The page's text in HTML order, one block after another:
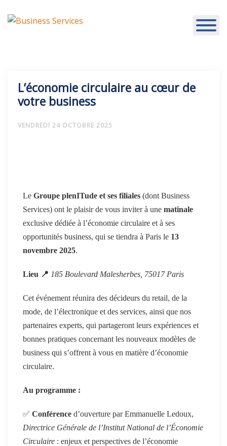
L’économie circulaire au cœur de
votre business
VENDREDI 24 OCTOBRE 2025
Le Groupe plenITude et ses filiales (dont Business
Services) ont le plaisir de vous inviter à une matinale
exclusive dédiée à l’économie circulaire et à ses
opportunités business, qui se tiendra à Paris le 13
novembre 2025.
Lieu 📍 185 Boulevard Malesherbes, 75017 Paris
Cet événement réunira des décideurs du retail, de la
mode, de l’électronique et des services, ainsi que nos
partenaires experts, qui partageront leurs expériences et
bonnes pratiques concernant les nouveaux modèles de
business qui s’offrent à vous en matière d’économie
circulaire.
Au programme :
✅ Conférence d’ouverture par Emmanuelle Ledoux,
Directrice Générale de l’Institut National de l’Économie
Circulaire : enjeux et perspectives de l’économie